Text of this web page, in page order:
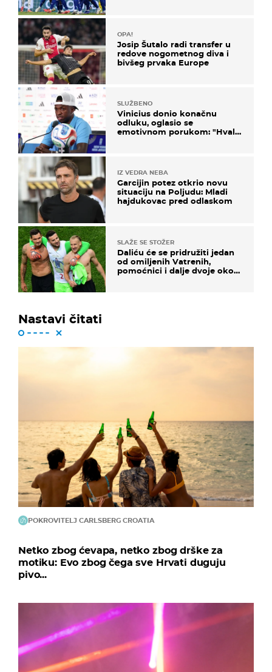
OPA!
Josip Šutalo radi transfer u
redove nogometnog diva i
bivšeg prvaka Europe
SLUŽBENO
Vinicius donio konačnu
odluku, oglasio se
emotivnom porukom: "Hvala
IZ VEDRA NEBA
Garcijin potez otkrio novu
situaciju na Poljudu: Mladi
hajdukovac pred odlaskom
SLAŽE SE STOŽER
Daliću će se pridružiti jedan
od omiljenih Vatrenih,
pomoćnici i dalje dvoje oko
Nastavi čitati
POKROVITELJ CARLSBERG CROATIA
Netko zbog ćevapa, netko zbog drške za
motiku: Evo zbog čega sve Hrvati duguju
pivo...